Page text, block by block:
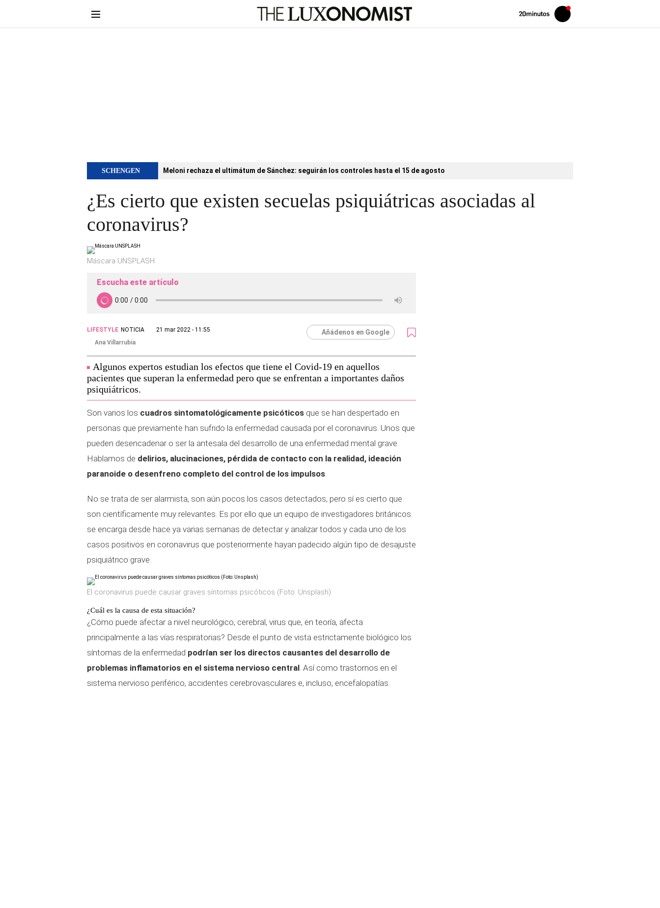
Volver
Iniciar
sesión
SCHENGEN Meloni rechaza el ultimátum de Sánchez: seguirán los controles hasta el 15 de agosto
¿Es cierto que existen secuelas psiquiátricas asociadas al
coronavirus?
Máscara UNSPLASH
Escucha este artículo
LIFESTYLE NOTICIA
21 mar 2022 - 11:55
Ana Villarrubia
Añádenos en Google
Algunos expertos estudian los efectos que tiene el Covid-19 en aquellos
pacientes que superan la enfermedad pero que se enfrentan a importantes daños
psiquiátricos.
Son varios los cuadros sintomatológicamente psicóticos que se han despertado en
personas que previamente han sufrido la enfermedad causada por el coronavirus. Unos que
pueden desencadenar o ser la antesala del desarrollo de una enfermedad mental grave.
Hablamos de delirios, alucinaciones, pérdida de contacto con la realidad, ideación
paranoide o desenfreno completo del control de los impulsos.
No se trata de ser alarmista, son aún pocos los casos detectados, pero sí es cierto que
son científicamente muy relevantes. Es por ello que un equipo de investigadores británicos
se encarga desde hace ya varias semanas de detectar y analizar todos y cada uno de los
casos positivos en coronavirus que posteriormente hayan padecido algún tipo de desajuste
psiquiátrico grave.
El coronavirus puede causar graves síntomas psicóticos (Foto: Unsplash)
¿Cuál es la causa de esta situación?
¿Cómo puede afectar a nivel neurológico, cerebral, virus que, en teoría, afecta
principalmente a las vías respiratorias? Desde el punto de vista estrictamente biológico los
síntomas de la enfermedad podrían ser los directos causantes del desarrollo de
problemas inflamatorios en el sistema nervioso central. Así como trastornos en el
sistema nervioso periférico, accidentes cerebrovasculares e, incluso, encefalopatías.